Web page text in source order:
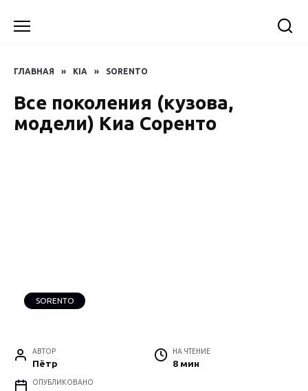
ГЛАВНАЯ » KIA » SORENTO
Все поколения (кузова,
модели) Киа Соренто
SORENTO
АВТОР
Пётр
НА ЧТЕНИЕ
8 мин
ОПУБЛИКОВАНО